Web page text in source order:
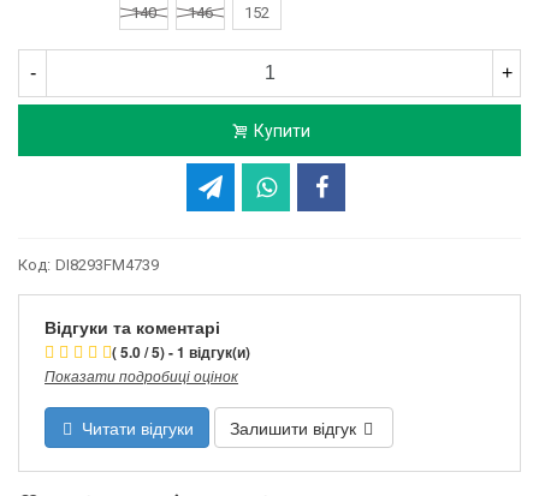
140 146 152
- +
Купити
Код: DI8293FM4739
Відгуки та коментарі
( 5.0 / 5) - 1 відгук(и)
Показати подробиці оцінок
Читати відгуки Залишити відгук